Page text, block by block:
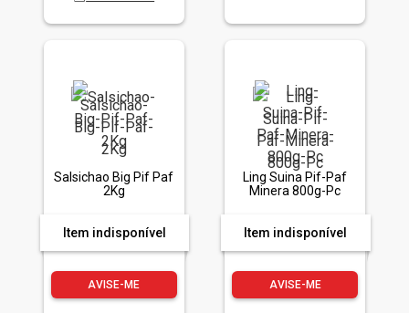
Salsichao Big Pif Paf
2Kg
Item indisponível
AVISE-ME
Ling Suina Pif-Paf
Minera 800g-Pc
Item indisponível
AVISE-ME